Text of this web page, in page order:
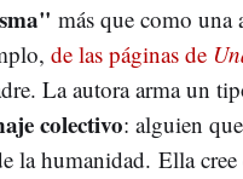
más que como una
de las páginas de
La autora arma un
colectivo: alguien
la humanidad. Ella